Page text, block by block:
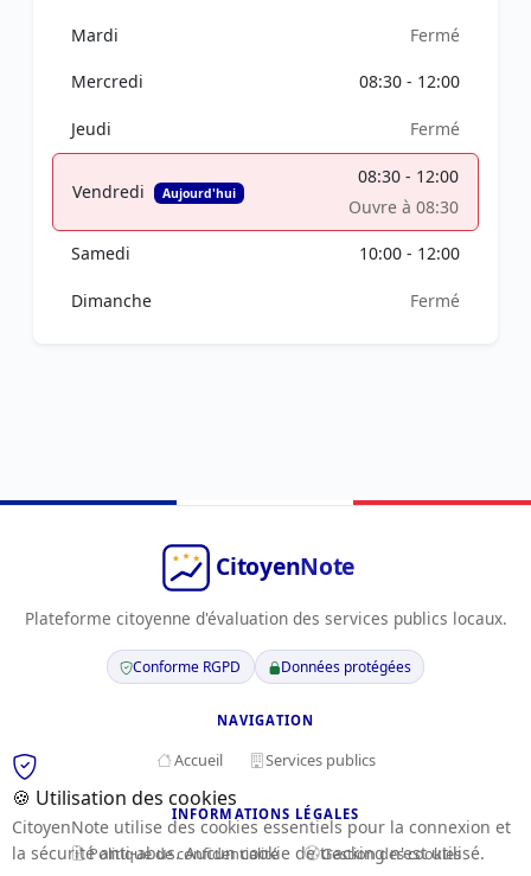
Mardi Fermé
Mercredi 08:30 - 12:00
Jeudi Fermé
Vendredi Aujourd'hui
08:30 - 12:00
Ouvre à 08:30
Samedi 10:00 - 12:00
Dimanche Fermé
Plateforme citoyenne d'évaluation des services publics locaux.
Conforme RGPD Données protégées
NAVIGATION
Accueil Services publics
INFORMATIONS LÉGALES
Politique de confidentialité Gestion des cookies
🍪 Utilisation des cookies
CitoyenNote utilise des cookies essentiels pour la connexion et
la sécurité anti-abus. Aucun cookie de tracking n'est utilisé.